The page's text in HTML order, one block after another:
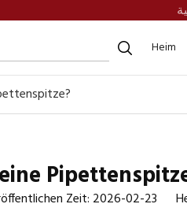
Heim
Zeit: 2026-02-23